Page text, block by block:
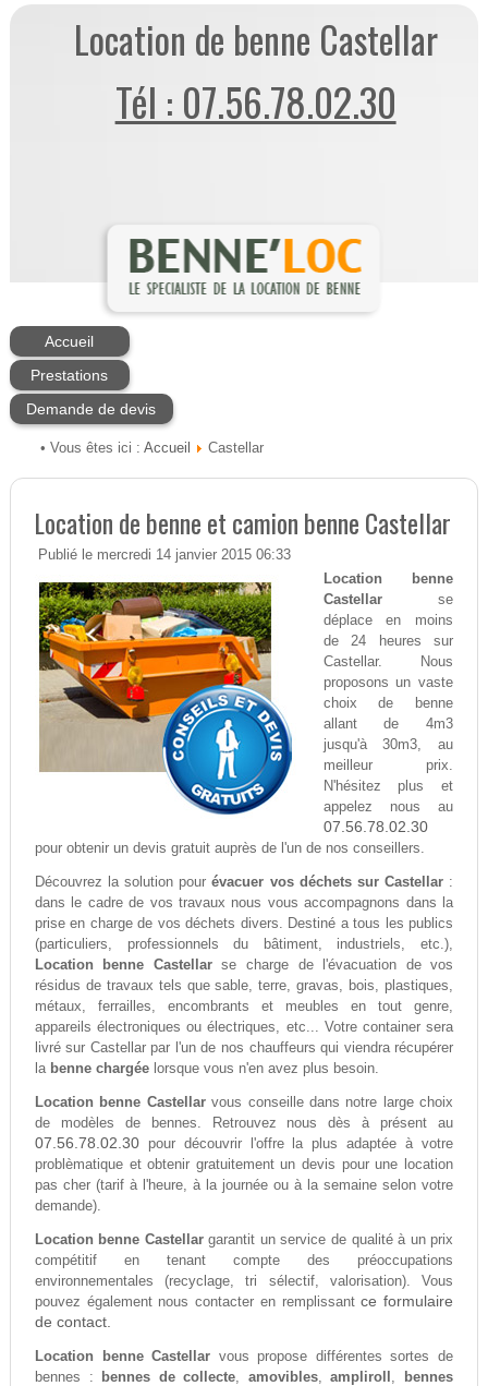
Location de benne Castellar
Tél : 07.56.78.02.30
Accueil
Prestations
Demande de devis
• Vous êtes ici : Accueil Castellar
Location de benne et camion benne Castellar
Publié le mercredi 14 janvier 2015 06:33
Location benne
Castellarse
déplace en moins
de 24 heures sur
Castellar. Nous
proposons un vaste
choix de benne
allant de 4m3
jusqu'à 30m3, au
meilleur prix.
N'hésitez plus et
appelez nous au
07.56.78.02.30
pour obtenir un devis gratuit auprès de l'un de nos conseillers.
Découvrez la solution pourévacuer vos déchets sur Castellar:
dans le cadre de vos travaux nous vous accompagnons dans la
prise en charge de vos déchets divers. Destiné a tous les publics
(particuliers, professionnels du bâtiment, industriels, etc.),
Location benne Castellarse charge de l'évacuation de vos
résidus de travaux tels que sable, terre, gravas, bois, plastiques,
métaux, ferrailles, encombrants et meubles en tout genre,
appareils électroniques ou électriques, etc... Votre container sera
livré sur Castellar par l'un de nos chauffeurs qui viendra récupérer
la benne chargéelorsque vous n'en avez plus besoin.
Location benne Castellarvous conseille dans notre large choix
de modèles de bennes. Retrouvez nous dès à présent au
07.56.78.02.30pour découvrir l'offre la plus adaptée à votre
problèmatique et obtenir gratuitement un devis pour une location
pas cher (tarif à l'heure, à la journée ou à la semaine selon votre
demande).
Location benne Castellargarantit un service de qualité à un prix
compétitif en tenant compte des préoccupations
environnementales (recyclage, tri sélectif, valorisation). Vous
pouvez également nous contacter en remplissantce formulaire
de contact.
Location benne Castellar vous propose différentes sortes de
bennes :
bennes de collecte, amovibles,ampliroll ,
bennes